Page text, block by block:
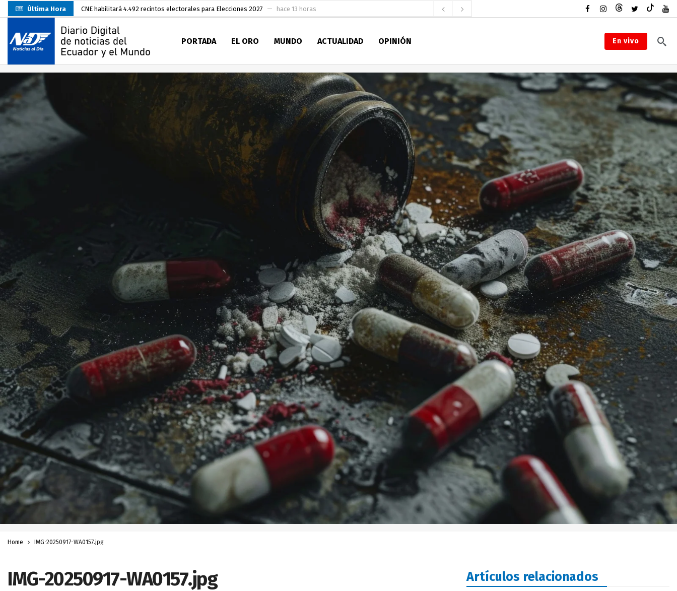
Última Hora Abelardo De La Espriella asume la Presidencia de Colombia hace 14 horas
Sin objeciones la candidatura de Carlos Rodríguez para la Alcaldía de Machala
Más de 3.800 escuelas estarían en riesgo por El Niño hace 1 día
Nuevo Santa Rosa Sporting Club inicia su camino en la Serie A del Fútbol Femenino Nacional 2026
UTMACH fortalece la formación especializada con su Maestría en Producción Animal hace 2 días
Unidad Popular confirma acuerdo político con RC, socialismo y Lista 70 en Pichincha y varias provincias
Delegación de El Oro fiscaliza propaganda electoral hace 2 días
Gobierno Estudiantil Ugartino 2026-2027, fue posesionado hace 2 días
Darwin Pereira oficializa su candidatura a la alcaldía de Machala hace 12 horas
PORTADA EL ORO MUNDO ACTUALIDAD OPINIÓN En vivo
Home IMG-20250917-WA0157.jpg
IMG-20250917-WA0157.jpg Artículos relacionados